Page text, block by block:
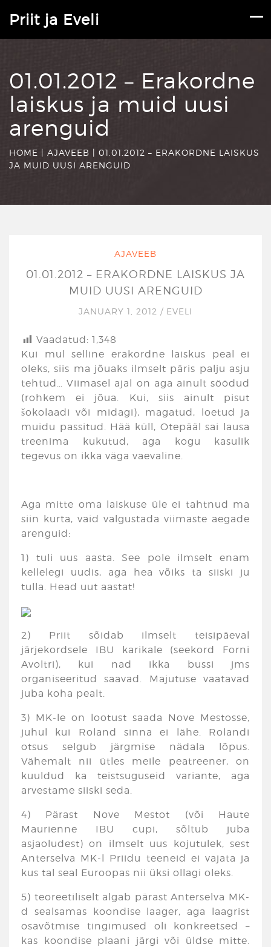
Priit ja Eveli
01.01.2012 – Erakordne
laiskus ja muid uusi
arenguid
HOME | AJAVEEB | 01.01.2012 – ERAKORDNE LAISKUS
JA MUID UUSI ARENGUID
AJAVEEB
01.01.2012 – ERAKORDNE LAISKUS JA
MUID UUSI ARENGUID
JANUARY 1, 2012 / EVELI
Vaadatud: 1,348
Kui mul selline erakordne laiskus peal ei
oleks, siis ma jõuaks ilmselt päris palju asju
tehtud… Viimasel ajal on aga ainult söödud
(rohkem ei jõua. Kui, siis ainult pisut
šokolaadi või midagi), magatud, loetud ja
muidu passitud. Hää küll, Otepääl sai lausa
treenima kukutud, aga kogu kasulik
tegevus on ikka väga vaevaline.
Aga mitte oma laiskuse üle ei tahtnud ma
siin kurta, vaid valgustada viimaste aegade
arenguid:
1) tuli uus aasta. See pole ilmselt enam
kellelegi uudis, aga hea võiks ta siiski ju
tulla. Head uut aastat!
2) Priit sõidab ilmselt teisipäeval
järjekordsele IBU karikale (seekord Forni
Avoltri), kui nad ikka bussi jms
organiseeritud saavad. Majutuse vaatavad
juba koha pealt.
3) MK-le on lootust saada Nove Mestosse,
juhul kui Roland sinna ei lähe. Rolandi
otsus selgub järgmise nädala lõpus.
Vähemalt nii ütles meile peatreener, on
kuuldud ka teistsuguseid variante, aga
arvestame siiski seda.
4) Pärast Nove Mestot (või Haute
Maurienne IBU cupi, sõltub juba
asjaoludest) on ilmselt uus kojutulek, sest
Anterselva MK-l Priidu teeneid ei vajata ja
kus tal seal Euroopas nii üksi ollagi oleks.
5) teoreetiliselt algab pärast Anterselva MK-
d sealsamas koondise laager, aga laagrist
osavõtmise tingimused oli konkreetsed –
kas koondise plaani järgi või üldse mitte.